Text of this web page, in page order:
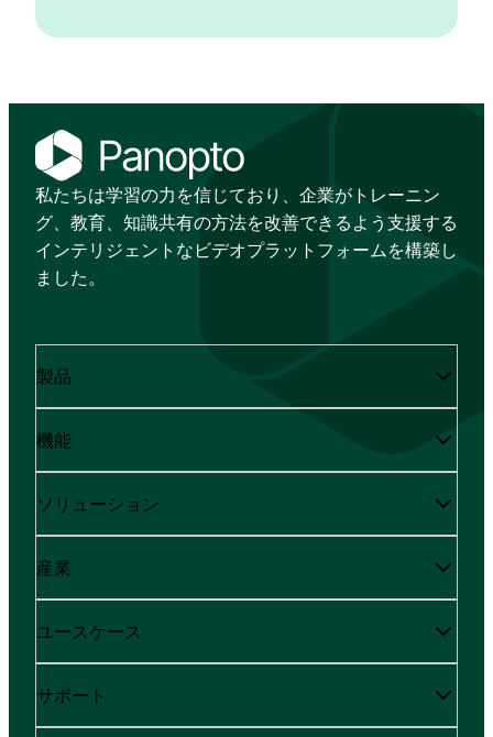
私たちは学習の力を信じており、企業がトレーニン
グ、教育、知識共有の方法を改善できるよう支援する
インテリジェントなビデオプラットフォームを構築し
ました。
製品
機能
ソリューション
産業
ユースケース
サポート